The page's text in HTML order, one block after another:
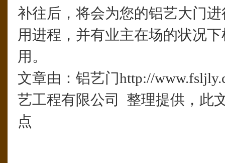
补往后，将会为您的铝艺大门
用进程，并有业主在场的状况
用。
文章由：铝艺门http://
艺工程有限公司 整理提供，此
点